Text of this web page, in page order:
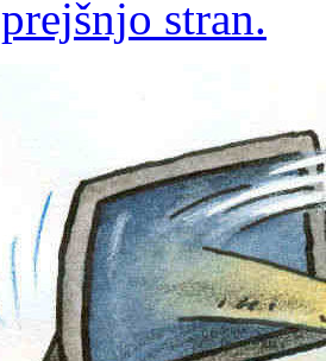
prejšnjo stran.